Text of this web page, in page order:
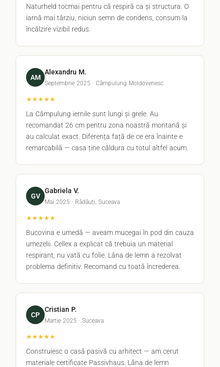
Naturheld tocmai pentru că respiră ca și structura. O
iarnă mai târziu, niciun semn de condens, consum la
încălzire vizibil redus.
AM
Alexandru M.
Septembrie 2025 · Câmpulung Moldovenesc
★★★★★
La Câmpulung iernile sunt lungi și grele. Au
recomandat 26 cm pentru zona noastră montană și
au calculat exact. Diferența față de ce era înainte e
remarcabilă — casa ține căldura cu totul altfel acum.
GV
Gabriela V.
Mai 2025 · Rădăuți, Suceava
★★★★★
Bucovina e umedă — aveam mucegai în pod din cauza
umezelii. Cellex a explicat că trebuia un material
respirant, nu vată cu folie. Lâna de lemn a rezolvat
problema definitiv. Recomand cu toată încrederea.
CP
Cristian P.
Martie 2025 · Suceava
★★★★★
Construiesc o casă pasivă cu arhitect — am cerut
materiale certificate Passivhaus. Lâna de lemn